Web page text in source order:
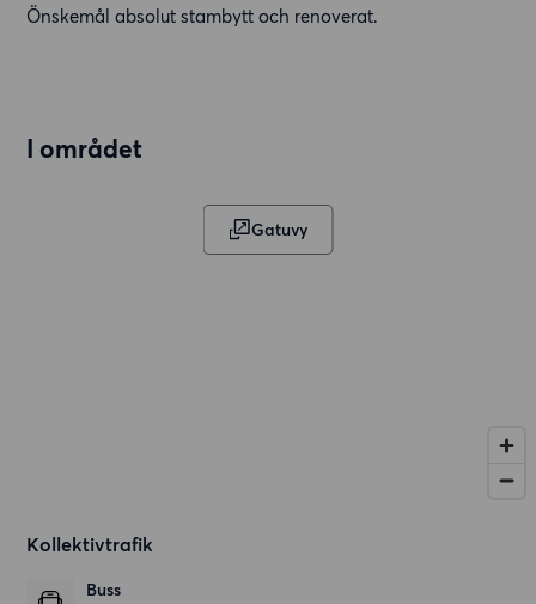
Önskemål absolut stambytt och renoverat.
I området
Gatuvy
Kollektivtrafik
Buss